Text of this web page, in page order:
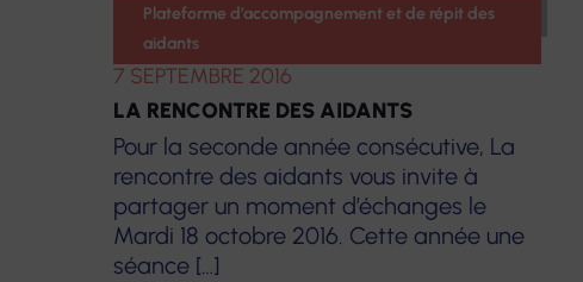
Aidants Partenariat
7 SEPTEMBRE 2016
LA RENCONTRE DES AIDANTS
Pour la seconde année consécutive, La
rencontre des aidants vous invite à
partager un moment d’échanges le
Mardi 18 octobre 2016. Cette année une
séance […]
Plateforme d’accompagnement et de répit des
aidants